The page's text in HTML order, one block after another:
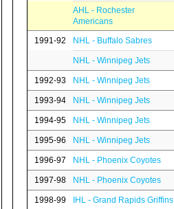
AHL - Rochester
Americans
1991-92 NHL - Buffalo Sabres
NHL - Winnipeg Jets
1992-93 NHL - Winnipeg Jets
1993-94 NHL - Winnipeg Jets
1994-95 NHL - Winnipeg Jets
1995-96 NHL - Winnipeg Jets
1996-97 NHL - Phoenix Coyotes
1997-98 NHL - Phoenix Coyotes
1998-99 IHL - Grand Rapids Griffins